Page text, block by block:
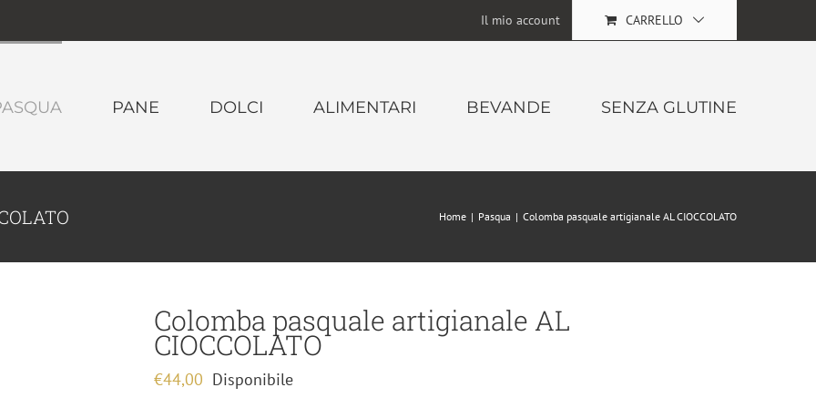
Il mio account CARRELLO
PANE DOLCI ALIMENTARI BEVANDE SENZA GLUTINE
Home | Pasqua | Colomba pasquale artigianale AL CIOCCOLATO
Colomba pasquale artigianale AL
CIOCCOLATO
€44,00 Disponibile